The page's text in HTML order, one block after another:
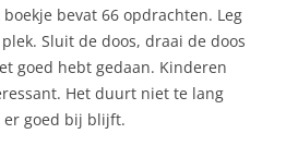
boekje bevat 66 opdrachten. Leg
Sluit de doos, draai de doos
goed hebt gedaan. Kinderen
Het duurt niet te lang
goed bij blijft.